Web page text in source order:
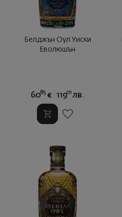
Белджън Оул Уиски
Еволюшън
6085 € 11901 лв.